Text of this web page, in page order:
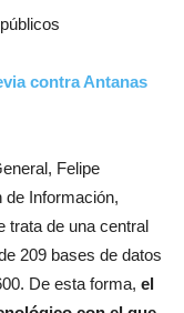
contra Antanas
Felipe
de Información,
trata de una central
209 bases de datos
De esta forma, el